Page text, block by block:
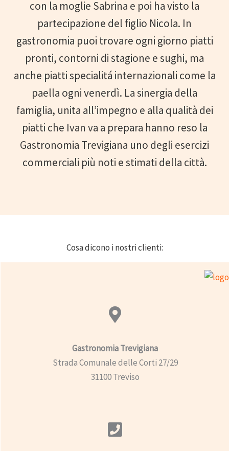
con la moglie Sabrina e poi ha visto la
partecipazione del figlio Nicola. In
gastronomia puoi trovare ogni giorno piatti
pronti, contorni di stagione e sughi, ma
anche piatti specialitá internazionali come la
paella ogni venerdì. La sinergia della
famiglia, unita all’impegno e alla qualità dei
piatti che Ivan va a prepara hanno reso la
Gastronomia Trevigiana uno degli esercizi
commerciali più noti e stimati della città.
Cosa dicono i nostri clienti:
Gastronomia Trevigiana
Strada Comunale delle Corti 27/29
31100 Treviso